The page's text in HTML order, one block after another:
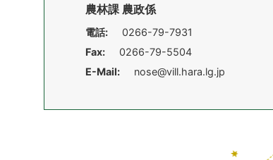
農林課 農政係
電話:
0266-79-7931
Fax:
0266-79-5504
E-Mail:
nose@vill.hara.lg.jp